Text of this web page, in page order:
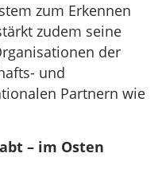
zum Erkennen
zudem seine
der
und
Partnern wie
– im Osten